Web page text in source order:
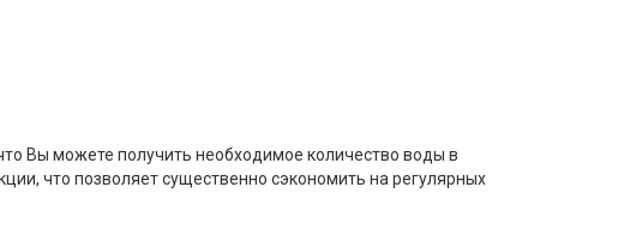
Вы можете получить необходимое количество воды в
что позволяет существенно сэкономить на регулярных